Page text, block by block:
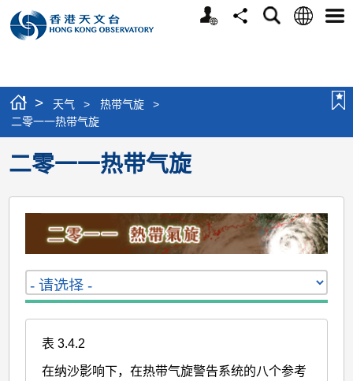
个
分
搜
语
选
> 天气 > 热带气旋
>
二零一一热带气旋
二零一一热带气旋
表 3.4.2
在纳沙影响下，在热带气旋警告系统的八个参考